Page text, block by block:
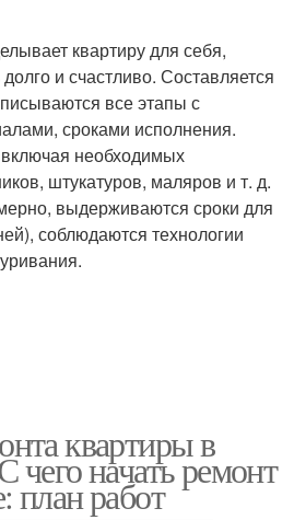
квартиру для себя,
и счастливо. Составляется
все этапы с
сроками исполнения.
необходимых
штукатуров, маляров и т. д.
выдерживаются сроки для
соблюдаются технологии
квартиры в
чего начать ремонт
план работ